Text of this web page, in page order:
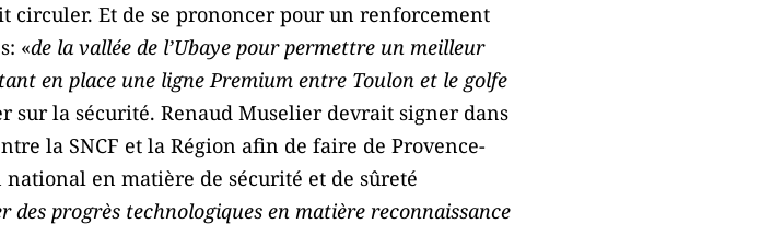
circuler. Et de se prononcer pour un renforcement
«de la vallée de l’Ubaye pour permettre un meilleur
en place une ligne Premium entre Toulon et le golfe
sur la sécurité. Renaud Muselier devrait signer dans
la SNCF et la Région afin de faire de Provence-
en matière de sécurité et de sûreté
progrès technologiques en matière reconnaissance